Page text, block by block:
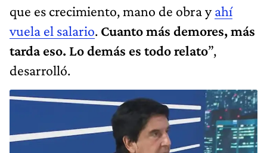
que es crecimiento, mano de obra yahí
vuela el salario. Cuanto más demores, más
tarda eso. Lo demás es todo relato”,
desarrolló.